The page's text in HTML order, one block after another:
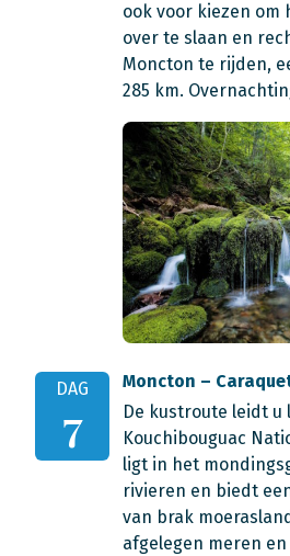
ook voor kiezen
over te slaan en
Moncton te rijden,
285 km.
DAG
7
Moncton –
De kustroute leidt u
Kouchibouguac
ligt in het
rivieren en biedt
van brak
afgelegen meren